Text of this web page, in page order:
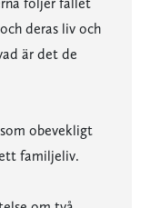
deras liv och
är det de
obevekligt
familjeliv.